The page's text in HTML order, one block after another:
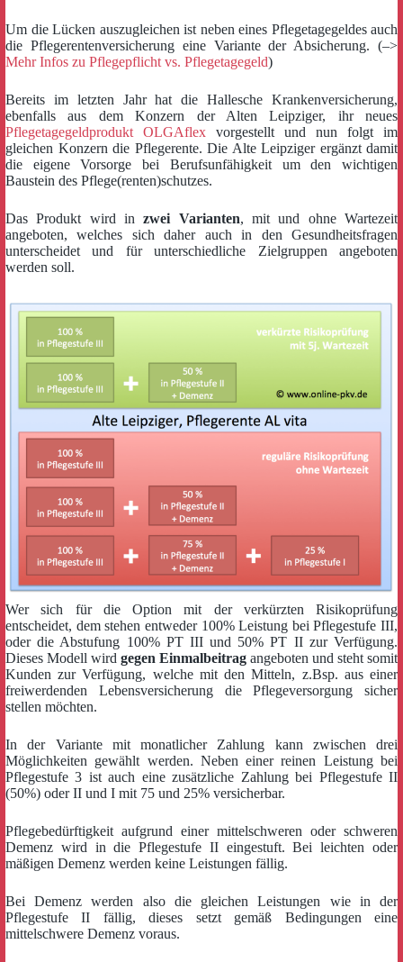
Um die Lücken auszugleichen ist neben eines Pflegetagegeldes auch
die Pflegerentenversicherung eine Variante der Absicherung. (–>
Mehr Infos zu Pflegepflicht vs. Pflegetagegeld)
Bereits im letzten Jahr hat die Hallesche Krankenversicherung,
ebenfalls aus dem Konzern der Alten Leipziger, ihr neues
Pflegetagegeldprodukt OLGAflex vorgestellt und nun folgt im
gleichen Konzern die Pflegerente. Die Alte Leipziger ergänzt damit
die eigene Vorsorge bei Berufsunfähigkeit um den wichtigen
Baustein des Pflege(renten)schutzes.
Das Produkt wird inzwei Varianten, mit und ohne Wartezeit
angeboten, welches sich daher auch in den Gesundheitsfragen
unterscheidet und für unterschiedliche Zielgruppen angeboten
werden soll.
Wer sich für die Option mit der verkürzten Risikoprüfung
entscheidet, dem stehen entweder 100% Leistung bei Pflegestufe III,
oder die Abstufung 100% PT III und 50% PT II zur Verfügung.
Dieses Modell wird gegen Einmalbeitrag angeboten und steht somit
Kunden zur Verfügung, welche mit den Mitteln, z.Bsp. aus einer
freiwerdenden Lebensversicherung die Pflegeversorgung sicher
stellen möchten.
In der Variante mit monatlicher Zahlung kann zwischen drei
Möglichkeiten gewählt werden. Neben einer reinen Leistung bei
Pflegestufe 3 ist auch eine zusätzliche Zahlung bei Pflegestufe II
(50%) oder II und I mit 75 und 25% versicherbar.
Pflegebedürftigkeit aufgrund einer mittelschweren oder schweren
Demenz wird in die Pflegestufe II eingestuft. Bei leichten oder
mäßigen Demenz werden keine Leistungen fällig.
Bei Demenz werden also die gleichen Leistungen wie in der
Pflegestufe II fällig, dieses setzt gemäß Bedingungen eine
mittelschwere Demenz voraus.